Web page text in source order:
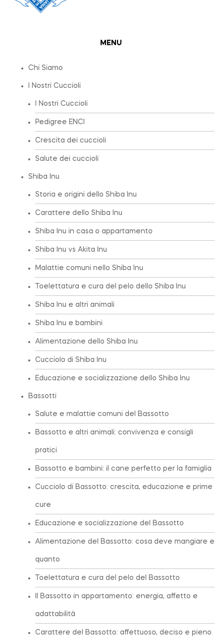
MENU
Chi Siamo
I Nostri Cuccioli
I Nostri Cuccioli
Pedigree ENCI
Crescita dei cuccioli
Salute dei cuccioli
Shiba Inu
Storia e origini dello Shiba Inu
Carattere dello Shiba Inu
Shiba Inu in casa o appartamento
Shiba Inu vs Akita Inu
Malattie comuni nello Shiba Inu
Toelettatura e cura del pelo dello Shiba Inu
Shiba Inu e altri animali
Shiba Inu e bambini
Alimentazione dello Shiba Inu
Cucciolo di Shiba Inu
Educazione e socializzazione dello Shiba Inu
Bassotti
Salute e malattie comuni del Bassotto
Bassotto e altri animali: convivenza e consigli
pratici
Bassotto e bambini: il cane perfetto per la famiglia
Cucciolo di Bassotto: crescita, educazione e prime
cure
Educazione e socializzazione del Bassotto
Alimentazione del Bassotto: cosa deve mangiare e
quanto
Toelettatura e cura del pelo del Bassotto
Il Bassotto in appartamento: energia, affetto e
adattabilità
Carattere del Bassotto: affettuoso, deciso e pieno